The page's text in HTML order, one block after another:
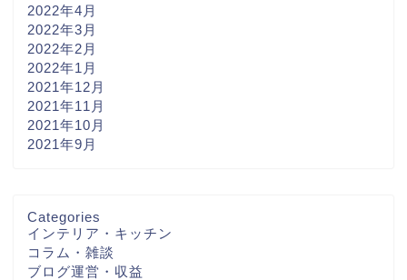
2022年4月
2022年3月
2022年2月
2022年1月
2021年12月
2021年11月
2021年10月
2021年9月
Categories
インテリア・キッチン
コラム・雑談
ブログ運営・収益